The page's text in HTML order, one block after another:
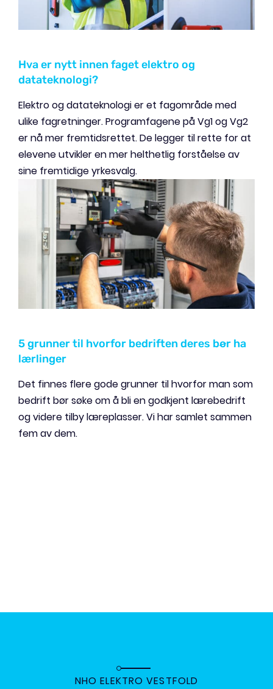
Hva er nytt innen faget elektro og
datateknologi?
Elektro og datateknologi er et fagområde med
ulike fagretninger. Programfagene på Vg1 og Vg2
er nå mer fremtidsrettet. De legger til rette for at
elevene utvikler en mer helthetlig forståelse av
sine fremtidige yrkesvalg.
5 grunner til hvorfor bedriften deres bør ha
lærlinger
Det finnes flere gode grunner til hvorfor man som
bedrift bør søke om å bli en godkjent lærebedrift
og videre tilby læreplasser. Vi har samlet sammen
fem av dem.
NHO ELEKTRO VESTFOLD